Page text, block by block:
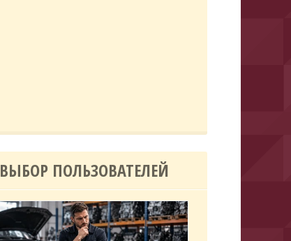
ВЫБОР ПОЛЬЗОВАТЕЛЕЙ